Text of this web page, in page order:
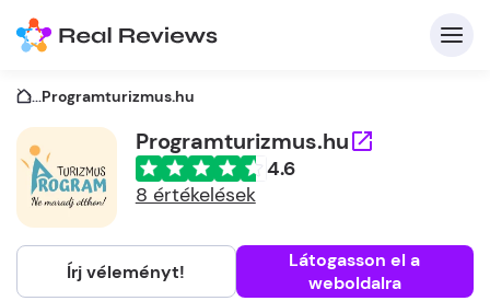
...Programturizmus.hu
Programturizmus.hu
4.6
8 értékelések
Írj véleményt!
Látogasson el a
weboldalra